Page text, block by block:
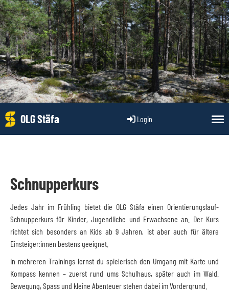
Login
OLG Stäfa
Schnupperkurs
Jedes Jahr im Frühling bietet die OLG Stäfa einen Orientierungslauf-
Schnupperkurs für Kinder, Jugendliche und Erwachsene an. Der Kurs
richtet sich besonders an Kids ab 9 Jahren, ist aber auch für ältere
Einsteiger:innen bestens geeignet.
In mehreren Trainings lernst du spielerisch den Umgang mit Karte und
Kompass kennen – zuerst rund ums Schulhaus, später auch im Wald.
Bewegung, Spass und kleine Abenteuer stehen dabei im Vordergrund.